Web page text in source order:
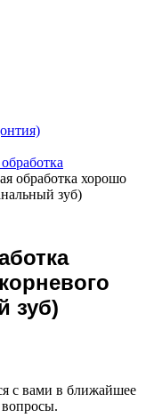
обработка хорошо
зуб)
зуб)
с вами в ближайшее